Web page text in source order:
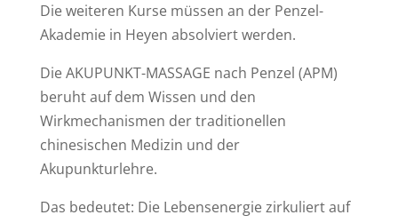
Die weiteren Kurse müssen an der Penzel-
Akademie in Heyen absolviert werden.
Die AKUPUNKT-MASSAGE nach Penzel (APM)
beruht auf dem Wissen und den
Wirkmechanismen der traditionellen
chinesischen Medizin und der
Akupunkturlehre.
Das bedeutet: Die Lebensenergie zirkuliert auf